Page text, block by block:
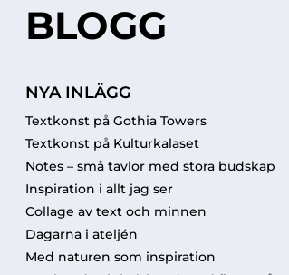
BLOGG
NYA INLÄGG
Textkonst på Gothia Towers
Textkonst på Kulturkalaset
Notes – små tavlor med stora budskap
Inspiration i allt jag ser
Collage av text och minnen
Dagarna i ateljén
Med naturen som inspiration